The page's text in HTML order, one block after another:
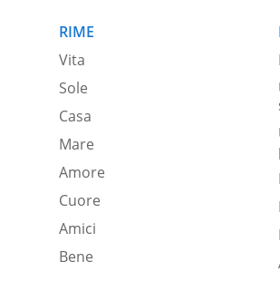
RIME
Vita
Sole
Casa
Mare
Amore
Cuore
Amici
Bene